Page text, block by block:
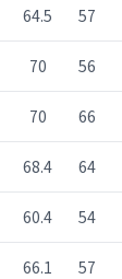
64.5 57
70 56
70 66
68.4 64
60.4 54
66.1 57